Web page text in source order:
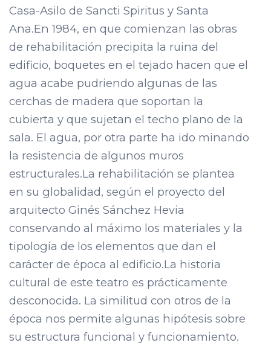
Casa-Asilo de Sancti Spiritus y Santa
Ana.En 1984, en que comienzan las obras
de rehabilitación precipita la ruina del
edificio, boquetes en el tejado hacen que el
agua acabe pudriendo algunas de las
cerchas de madera que soportan la
cubierta y que sujetan el techo plano de la
sala. El agua, por otra parte ha ido minando
la resistencia de algunos muros
estructurales.La rehabilitación se plantea
en su globalidad, según el proyecto del
arquitecto Ginés Sánchez Hevia
conservando al máximo los materiales y la
tipología de los elementos que dan el
carácter de época al edificio.La historia
cultural de este teatro es prácticamente
desconocida. La similitud con otros de la
época nos permite algunas hipótesis sobre
su estructura funcional y funcionamiento.